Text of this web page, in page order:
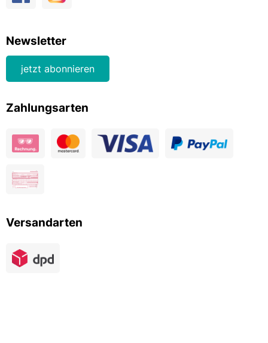
Newsletter
jetzt abonnieren
Zahlungsarten
Versandarten